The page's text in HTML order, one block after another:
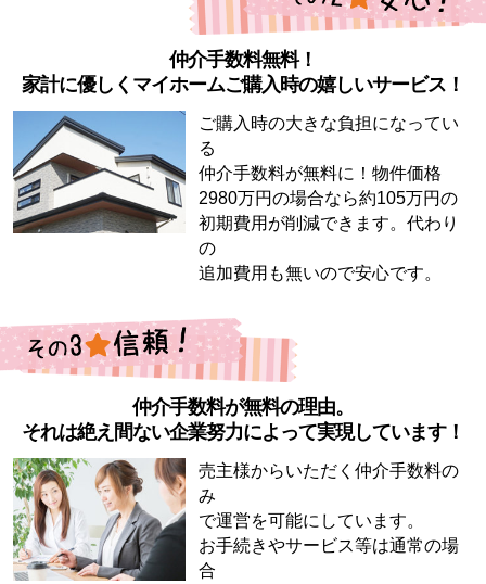
仲介手数料無料！
家計に優しくマイホームご購入時の嬉しいサービス！
ご購入時の大きな負担になってい
る
仲介手数料が無料に！物件価格
2980万円の場合なら約105万円の
初期費用が削減できます。代わり
の
追加費用も無いので安心です。
仲介手数料が無料の理由。
それは絶え間ない企業努力によって実現しています！
売主様からいただく仲介手数料の
み
で運営を可能にしています。
お手続きやサービス等は通常の場
合